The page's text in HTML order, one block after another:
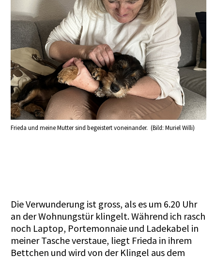
Frieda und meine Mutter sind begeistert voneinander. (Bild: Muriel Willi)
Die Verwunderung ist gross, als es um 6.20 Uhr
an der Wohnungstür klingelt. Während ich rasch
noch Laptop, Portemonnaie und Ladekabel in
meiner Tasche verstaue, liegt Frieda in ihrem
Bettchen und wird von der Klingel aus dem